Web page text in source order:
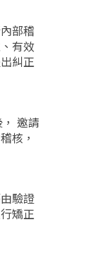
部稽
有效
糾正
邀請
核，
驗證
矯正